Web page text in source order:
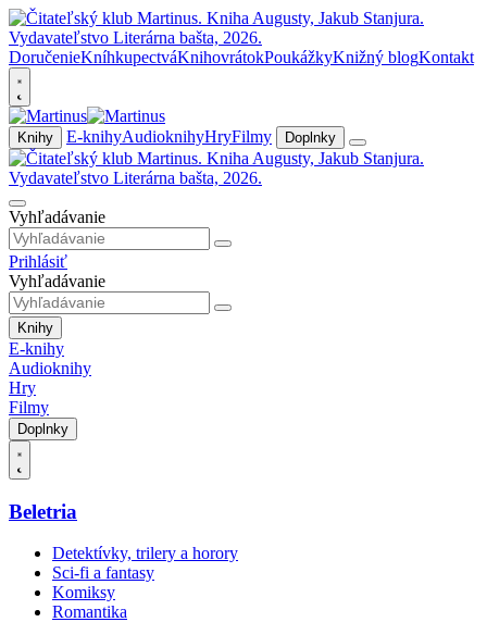
DoručenieKníhkupectváKnihovrátokPoukážkyKnižný blogKontakt
Knihy E-knihyAudioknihyHryFilmy Doplnky
Vyhľadávanie
Prihlásiť
Vyhľadávanie
Knihy
E-knihy
Audioknihy
Hry
Filmy
Doplnky
Beletria
Detektívky, trilery a horory
Sci-fi a fantasy
Komiksy
Romantika